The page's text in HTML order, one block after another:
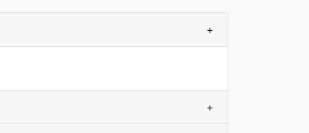
+
+